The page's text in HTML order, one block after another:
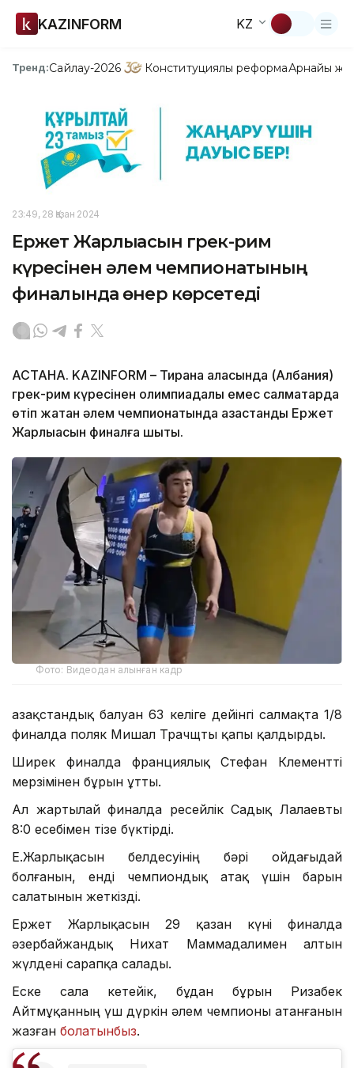
KAZINFORM KZ
Тренд:Сайлау-2026 Конституциялық реформаАрнайы
23:49, 28 Қазан 2024
Ержет Жарлықасын грек-рим
күресінен әлем чемпионатының
финалында өнер көрсетеді
АСТАНА. KAZINFORM – Тирана қаласында (Албания)
грек-рим күресінен олимпиадалық емес салмақтарда
өтіп жатқан әлем чемпионатында қазақстандық Ержет
Жарлықасын финалға шықты.
Фото: Видеодан алынған кадр
Қазақстандық балуан 63 келіге дейінгі салмақта 1/8
финалда поляк Мишал Трачщты қапы қалдырды.
Ширек финалда франциялық Стефан Клементті
мерзімінен бұрын ұтты.
Ал жартылай финалда ресейлік Садық Лалаевты
8:0 есебімен тізе бүктірді.
Е.Жарлықасын белдесуінің бәрі ойдағыдай
болғанын, енді чемпиондық атақ үшін барын
салатынын жеткізді.
Ержет Жарлықасын 29 қазан күні финалда
әзербайжандық Нихат Маммадалимен алтын
жүлдені сарапқа салады.
Еске сала кетейік, бұдан бұрын Ризабек
Айтмұқанның үш дүркін әлем чемпионы атанғанын
жазған болатынбыз.